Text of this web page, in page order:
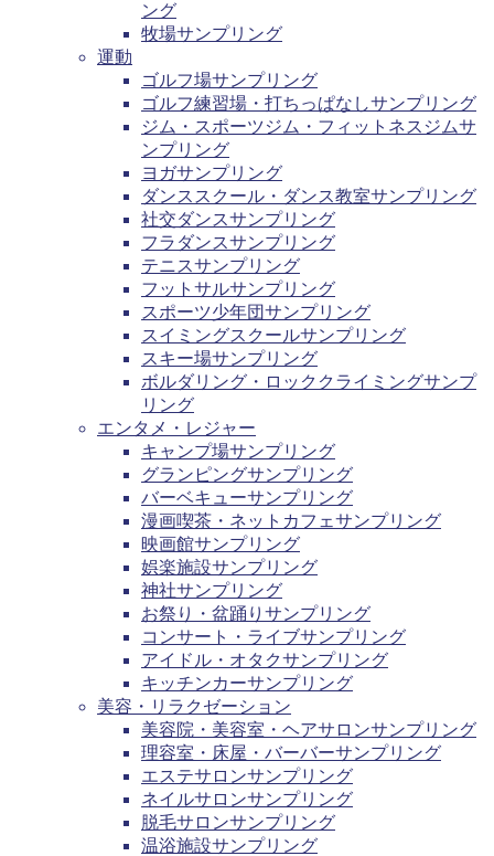
ング
牧場サンプリング
運動
ゴルフ場サンプリング
ゴルフ練習場・打ちっぱなしサンプリング
ジム・スポーツジム・フィットネスジムサ
ンプリング
ヨガサンプリング
ダンススクール・ダンス教室サンプリング
社交ダンスサンプリング
フラダンスサンプリング
テニスサンプリング
フットサルサンプリング
スポーツ少年団サンプリング
スイミングスクールサンプリング
スキー場サンプリング
ボルダリング・ロッククライミングサンプ
リング
エンタメ・レジャー
キャンプ場サンプリング
グランピングサンプリング
バーベキューサンプリング
漫画喫茶・ネットカフェサンプリング
映画館サンプリング
娯楽施設サンプリング
神社サンプリング
お祭り・盆踊りサンプリング
コンサート・ライブサンプリング
アイドル・オタクサンプリング
キッチンカーサンプリング
美容・リラクゼーション
美容院・美容室・ヘアサロンサンプリング
理容室・床屋・バーバーサンプリング
エステサロンサンプリング
ネイルサロンサンプリング
脱毛サロンサンプリング
温浴施設サンプリング